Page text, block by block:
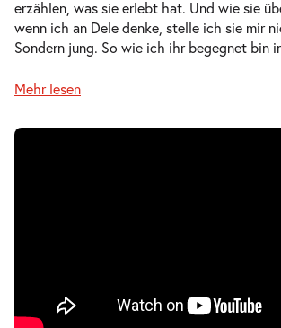
Mi. 07.04.2027
10:30–12:10 Uhr
erzählen, was sie erlebt hat. Und wie sie
wenn ich an Dele denke, stelle ich sie mir
Sondern jung. So wie ich ihr begegnet bin
Mehr lesen